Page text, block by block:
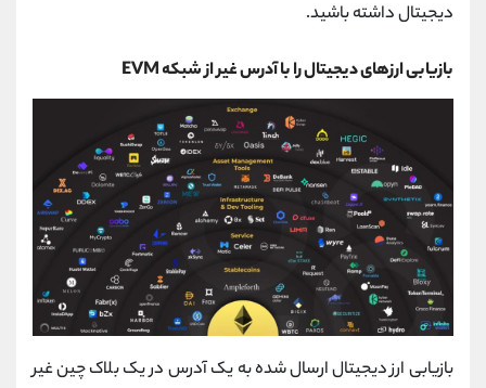
دیجیتال داشته باشید.
بازیابی ارزهای دیجیتال را با آدرس غیر از شبکه EVM
بازیابی ارز دیجیتال ارسال شده به یک آدرس در یک بلاک چین غیر